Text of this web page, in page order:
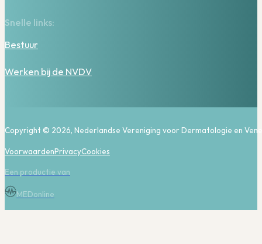
Snelle links:
Bestuur
Werken bij de NVDV
Copyright © 2026, Nederlandse Vereniging voor Dermatologie en
VoorwaardenPrivacyCookies
Een productie van
MEDonline